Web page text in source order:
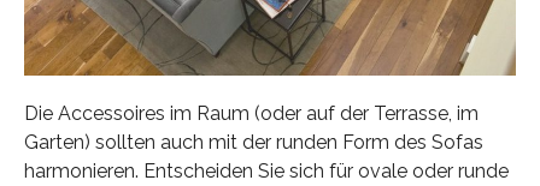
Die Accessoires im Raum (oder auf der Terrasse, im
Garten) sollten auch mit der runden Form des Sofas
harmonieren. Entscheiden Sie sich für ovale oder runde